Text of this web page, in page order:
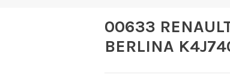
00633
BERLINA